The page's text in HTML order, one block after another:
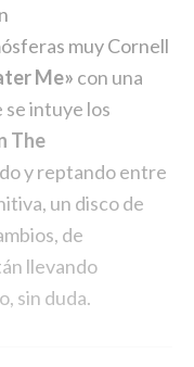
muy Cornell
Me» con una
se intuye los
The
y reptando entre
un disco de
de
llevando
sin duda.